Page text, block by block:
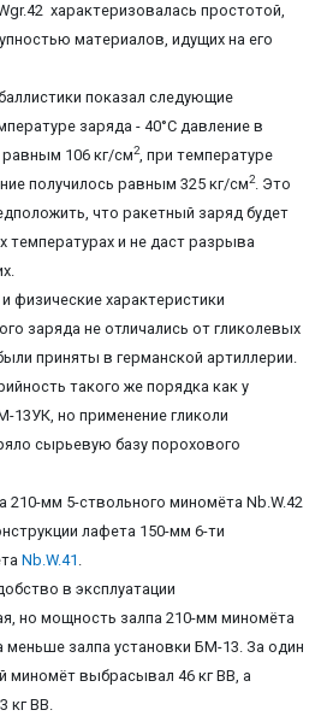
характеризовалась простотой,
материалов, идущих на его
показал следующие
заряда - 40°С давление в
106 кг/см2, при температуре
получилось равным 325 кг/см2. Это
что ракетный заряд будет
температурах и не даст разрыва
физические характеристики
заряда не отличались от гликолевых
приняты в германской артиллерии.
такого же порядка как у
13УК, но применение гликоли
сырьевую базу порохового
210-мм 5-ствольного миномёта Nb.W.42
лафета 150-мм 6-ти
Nb.W.41 .
в эксплуатации
но мощность залпа 210-мм миномёта
меньше залпа установки БМ-13. За один
миномёт выбрасывал 46 кг ВВ, а
кг ВВ.